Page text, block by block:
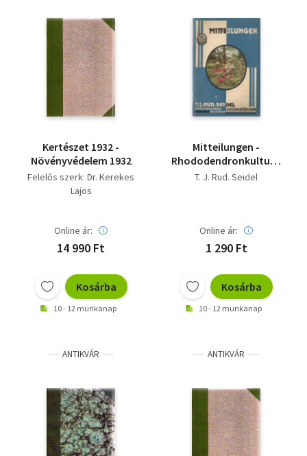
Kertészet 1932 -
Növényvédelem 1932
Felelős szerk: Dr. Kerekes
Lajos
Online ár:
14 990 Ft
Kosárba
10 - 12 munkanap
Mitteilungen -
Rhododendronkulturen
(Grüngräbchen)
T. J. Rud. Seidel
Online ár:
1 290 Ft
Kosárba
10 - 12 munkanap
ANTIKVÁR ANTIKVÁR